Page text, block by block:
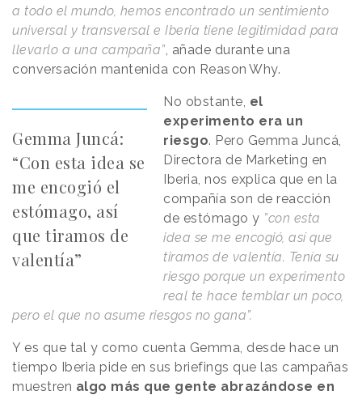
a todo el mundo, hemos encontrado un sentimiento
universal y transversal e Iberia tiene legitimidad para
llevarlo a una campaña” , añade durante una
conversación mantenida con Reason Why.
Gemma Juncá:
“Con esta idea se
me encogió el
estómago, así
que tiramos de
valentía”
No obstante, el
experimento era un
riesgo. Pero Gemma Juncá,
Directora de Marketing en
Iberia, nos explica que en la
compañía son de reacción
de estómago y ”con esta
idea se me encogió, así que
tiramos de valentía. Tenía su
riesgo porque un experimento
real te hace temblar un poco,
pero el que no asume riesgos no gana”.
Y es que tal y como cuenta Gemma, desde hace un
tiempo Iberia pide en sus briefings que las campañas
muestren algo más que gente abrazándose en